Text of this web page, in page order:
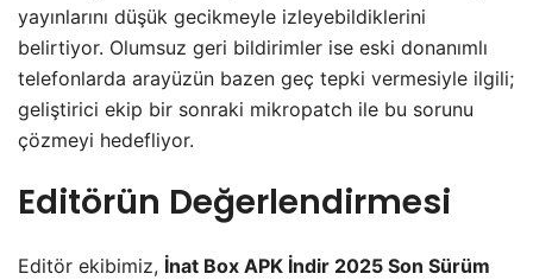
yayınlarını düşük gecikmeyle izleyebildiklerini
belirtiyor. Olumsuz geri bildirimler ise eski donanımlı
telefonlarda arayüzün bazen geç tepki vermesiyle ilgili;
geliştirici ekip bir sonraki mikropatch ile bu sorunu
çözmeyi hedefliyor.
Editörün Değerlendirmesi
Editör ekibimiz, İnat Box APK İndir 2025 Son Sürüm